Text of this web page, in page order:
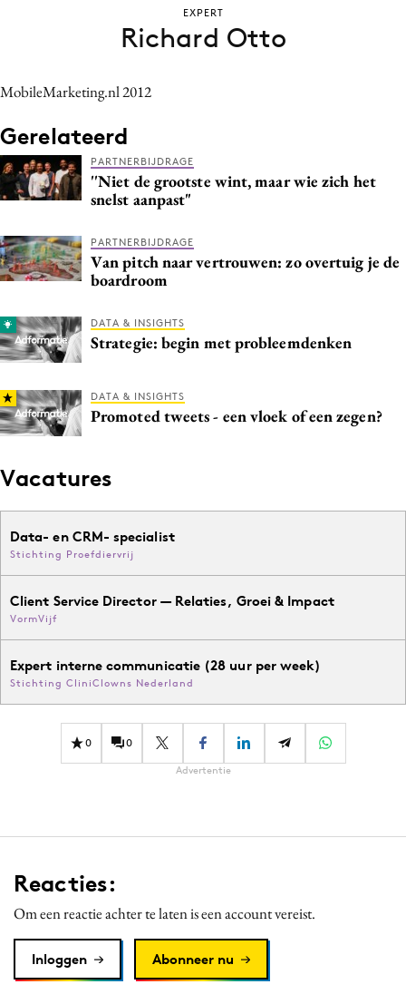
Contentmarketing
Craft
Customer Experience
Data & Insights
Digital transformation
Diversiteit
Gedragsverandering
Influencer marketing
Martech
Media
PR
Programmatic
Purpose Marketing
Reputatie & crisis
MobileMarketing.nl 2012
Gerelateerd
PARTNERBIJDRAGE
''Niet de grootste wint, maar wie zich het
snelst aanpast"
PARTNERBIJDRAGE
Van pitch naar vertrouwen: zo overtuig je de
boardroom
DATA & INSIGHTS
Strategie: begin met probleemdenken
DATA & INSIGHTS
Promoted tweets - een vloek of een zegen?
Vacatures
Data- en CRM- specialist
Stichting Proefdiervrij
Client Service Director — Relaties, Groei & Impact
VormVijf
Expert interne communicatie (28 uur per week)
Stichting CliniClowns Nederland
0 0
Advertentie
Reacties:
Om een reactie achter te laten is een account vereist.
Inloggen Abonneer nu
EXPERT
Richard Otto